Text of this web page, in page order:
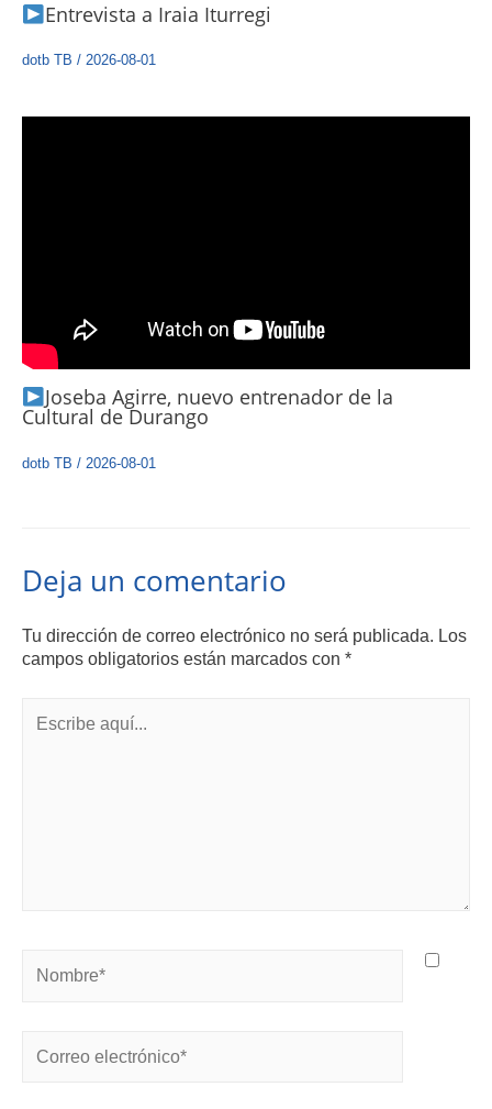
Entrevista a Iraia Iturregi
dotb TB / 2026-08-01
Joseba Agirre, nuevo entrenador de la
Cultural de Durango
dotb TB / 2026-08-01
Deja un comentario
Tu dirección de correo electrónico no será publicada. Los
campos obligatorios están marcados con *